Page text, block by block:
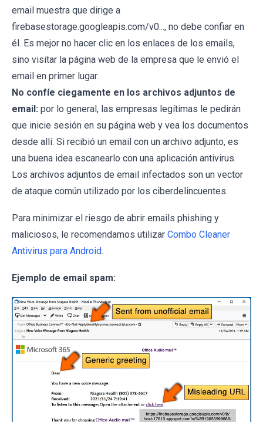
email muestra que dirige a
firebasestorage.googleapis.com/v0..., no debe confiar en
él. Es mejor no hacer clic en los enlaces de los emails,
sino visitar la página web de la empresa que le envió el
email en primer lugar.
No confíe ciegamente en los archivos adjuntos de
email: por lo general, las empresas legítimas le pedirán
que inicie sesión en su página web y vea los documentos
desde allí. Si recibió un email con un archivo adjunto, es
una buena idea escanearlo con una aplicación antivirus.
Los archivos adjuntos de email infectados son un vector
de ataque común utilizado por los ciberdelincuentes.
Para minimizar el riesgo de abrir emails phishing y
maliciosos, le recomendamos utilizar Combo Cleaner
Antivirus para Android.
Ejemplo de email spam: